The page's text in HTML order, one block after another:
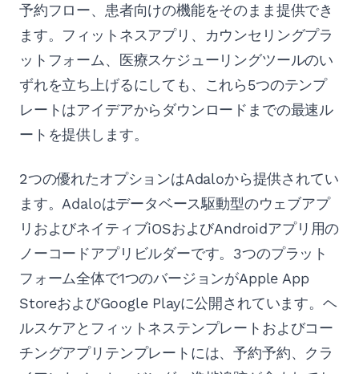
予約フロー、患者向けの機能をそのまま提供でき
ます。フィットネスアプリ、カウンセリングプラ
ットフォーム、医療スケジューリングツールのい
ずれを立ち上げるにしても、これら5つのテンプ
レートはアイデアからダウンロードまでの最速ル
ートを提供します。
2つの優れたオプションはAdaloから提供されてい
ます。Adaloはデータベース駆動型のウェブアプ
リおよびネイティブiOSおよびAndroidアプリ用の
ノーコードアプリビルダーです。3つのプラット
フォーム全体で1つのバージョンがApple App
StoreおよびGoogle Playに公開されています。ヘ
ルスケアとフィットネステンプレートおよびコー
チングアプリテンプレートには、予約予約、クラ